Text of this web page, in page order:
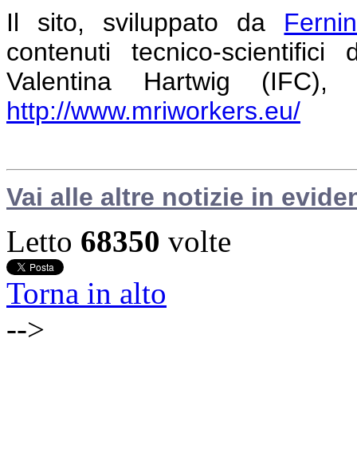
Il sito, sviluppato da
contenuti tecnico-
Valentina Hartwig
http://www.mriworkers.eu/
Vai alle altre notizie in
Letto 68350 volte
Torna in alto
-->